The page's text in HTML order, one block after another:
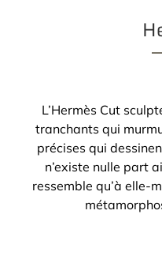
L’Hermès Cut
tranchants qui
précises qui
n’existe nulle part
ressemble qu’à elle-